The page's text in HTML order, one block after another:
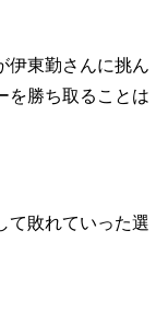
伊東勤さんに挑ん
を勝ち取ることは
て敗れていった選